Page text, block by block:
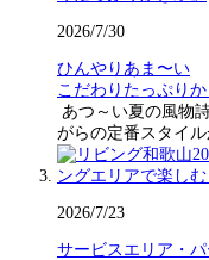
2026/7/30
ひんやりあま〜い
こだわりたっぷり
あつ～い夏の風物
がらの定番スタイ
2026/7/23
サービスエリア・